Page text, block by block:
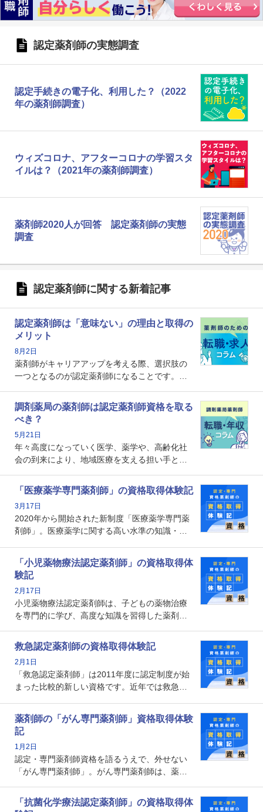
認定薬剤師の実態調査
認定手続きの電子化、利用した？（2022
年の薬剤師調査）
ウィズコロナ、アフターコロナの学習スタ
イルは？（2021年の薬剤師調査）
薬剤師2020人が回答 認定薬剤師の実態
調査
認定薬剤師に関する新着記事
認定薬剤師は「意味ない」の理由と取得の
メリット
8月2日
薬剤師がキャリアアップを考える際、選択肢の
一つとなるのが認定薬剤師になることです。し
という声を聞いたことがあるかもしれません。
本記事では、認定薬剤師が「意味ない」といわ
れる理由や、取得するメリット、年収・キャリ
アへの影響を解説します。
調剤薬局の薬剤師は認定薬剤師資格を取る
べき？
5月21日
年々高度になっていく医学、薬学や、高齢化社
会の到来により、地域医療を支える担い手とし
で、重要度が増しているのが認定薬剤師という
資格です。認定薬剤師とはいったいどんな資格
なのでしょうか。それを取得するとどのような
メリットがあるのでしょうか。
「医療薬学専門薬剤師」の資格取得体験記
3月17日
2020年から開始された新制度「医療薬学専門薬
剤師」。医療薬学に関する高い水準の知識・技
剤師としての専門性を示す客観的な根拠の一つ
となります。取得要件は多岐に渡り、審査も複
数回ありますが、患者さんに対して一定の能力
の証明になる資格と言えます。
「小児薬物療法認定薬剤師」の資格取得体
験記
2月17日
小児薬物療法認定薬剤師は、子どもの薬物治療
を専門的に学び、高度な知識を習得した薬剤師
や、特有の疾患、心理状況を理解し、専門性を
深めることで、子どもとその保護者に寄り添え
る存在です。今回はそんな小児薬物療法認定薬
剤師の取得体験記をご紹介します。
救急認定薬剤師の資格取得体験記
2月1日
「救急認定薬剤師」は2011年度に認定制度が始
まった比較的新しい資格です。近年では救急病
とから、救急認定薬剤師を目指す病院薬剤師も
増えているのではないでしょうか。今回はそん
な救急認定薬剤師の取得体験記をご紹介しま
す。
薬剤師の「がん専門薬剤師」資格取得体験
記
1月2日
認定・専門薬剤師資格を語るうえで、外せない
「がん専門薬剤師」。がん専門薬剤師は、薬剤
関する資格として、2009年に発足しました。薬
剤師の専門性を活かして高度化するがん医療に
「抗菌化学療法認定薬剤師」の資格取得体